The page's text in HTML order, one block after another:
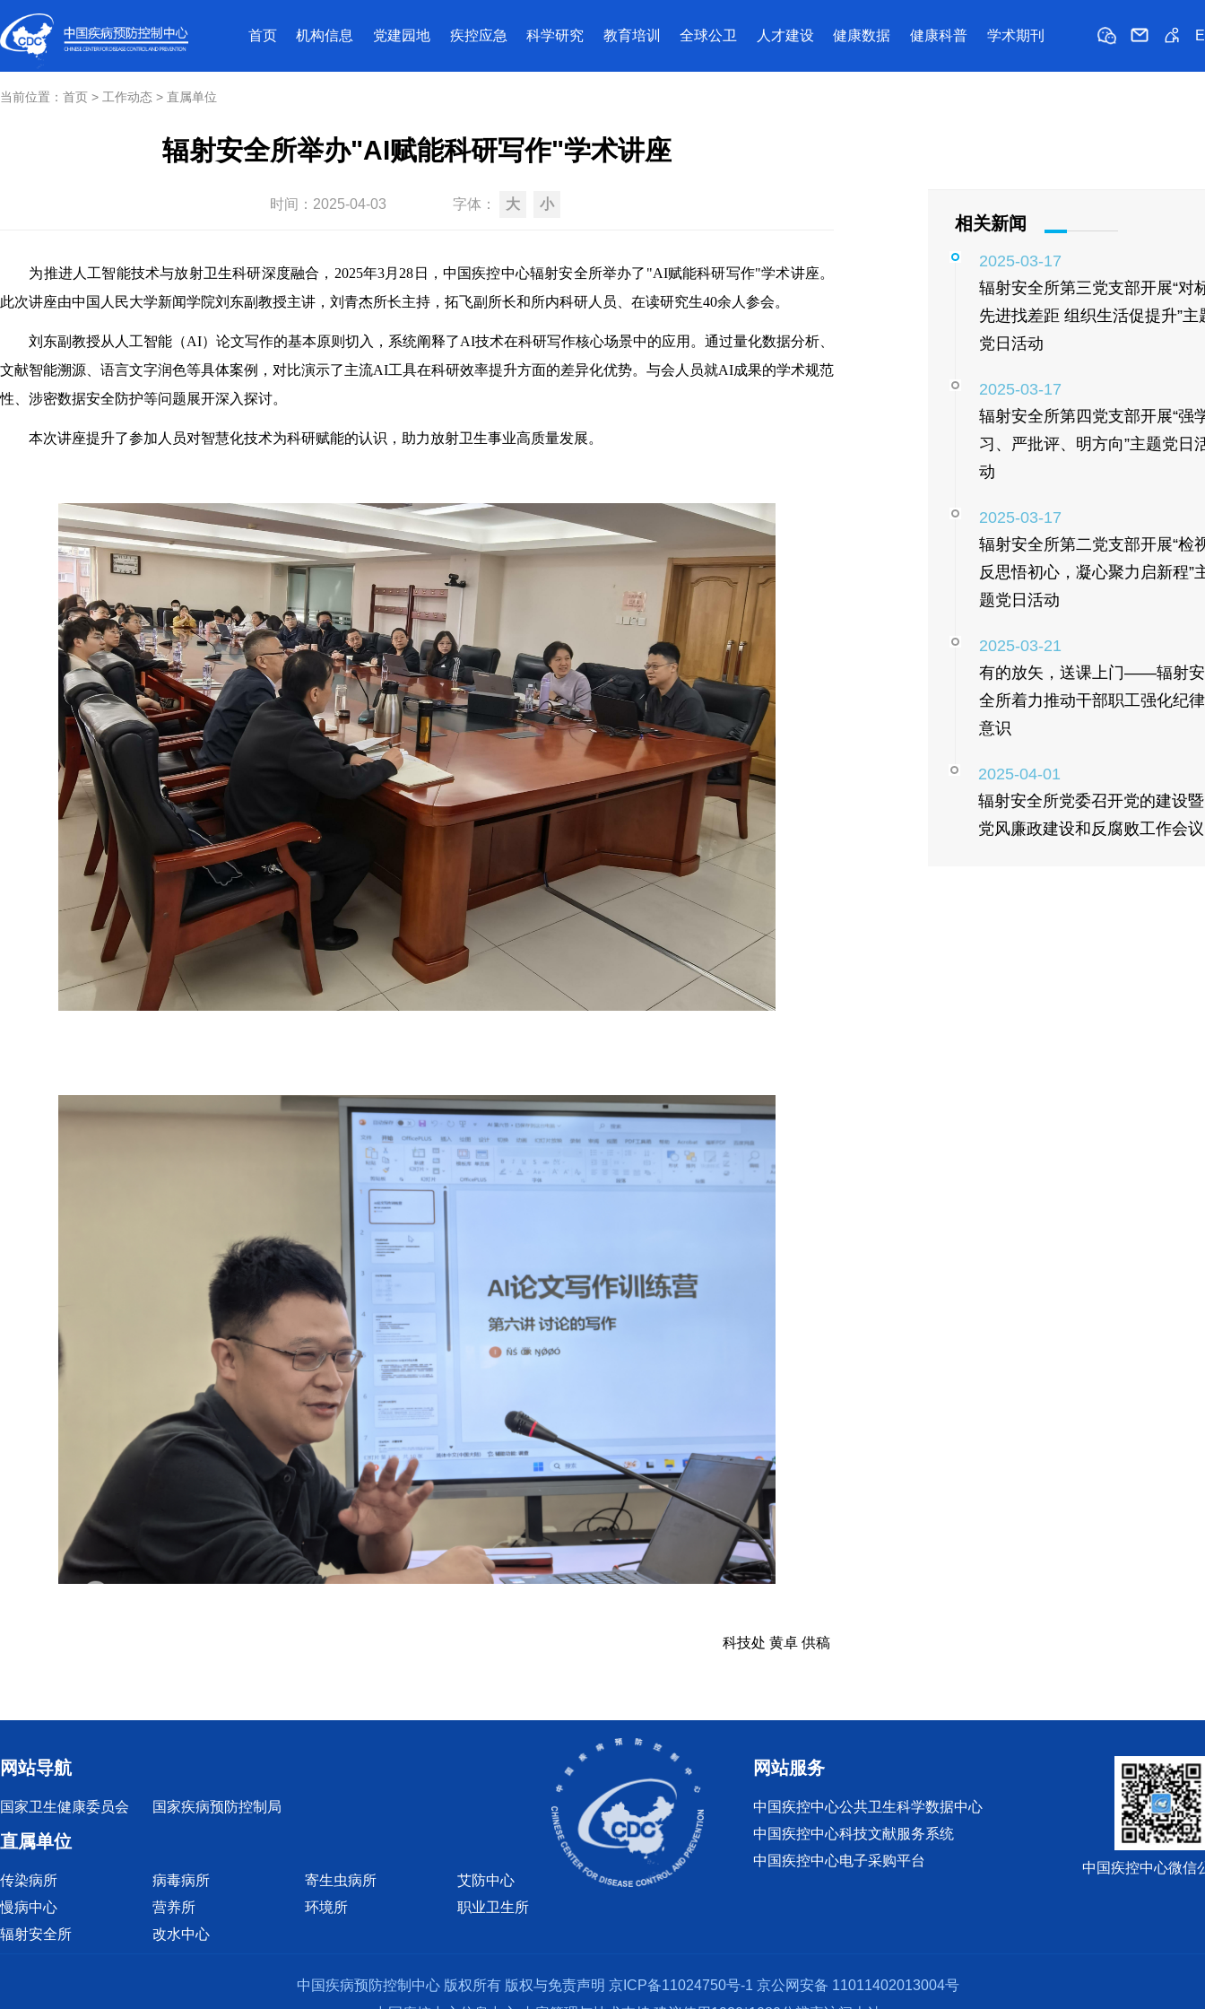
首页 机构信息 党建园地 疾控应急 科学研究 教育培训 全球公卫 人才建设 健康数据 健康科普 学术期刊
当前位置： 首页 > 工作动态 > 直属单位
辐射安全所举办"AI赋能科研写作"学术讲座
时间： 2025-04-03 字体： 大 小
为推进人工智能技术与放射卫生科研深度融合，2025年3月28日，中国疾控中心辐射安全所举办了"AI赋能科研写作"学术讲座。
此次讲座由中国人民大学新闻学院刘东副教授主讲，刘青杰所长主持，拓飞副所长和所内科研人员、在读研究生40余人参会。
刘东副教授从人工智能（AI）论文写作的基本原则切入，系统阐释了AI技术在科研写作核心场景中的应用。通过量化数据分析、
文献智能溯源、语言文字润色等具体案例，对比演示了主流AI工具在科研效率提升方面的差异化优势。与会人员就AI成果的学术规范
性、涉密数据安全防护等问题展开深入探讨。
本次讲座提升了参加人员对智慧化技术为科研赋能的认识，助力放射卫生事业高质量发展。
科技处 黄卓 供稿
相关新闻
2025-03-17
辐射安全所第三党支部开展“对
先进找差距 组织生活促提升”主
党日活动
2025-03-17
辐射安全所第四党支部开展“强
习、严批评、明方向”主题党日
动
2025-03-17
辐射安全所第二党支部开展“检
反思悟初心，凝心聚力启新程”
题党日活动
2025-03-21
有的放矢，送课上门——辐射安
全所着力推动干部职工强化纪律
意识
2025-04-01
辐射安全所党委召开党的建设暨
党风廉政建设和反腐败工作会议
网站导航
国家卫生健康委员会 国家疾病预防控制局
直属单位
传染病所 病毒病所 寄生虫病所
艾防中心
慢病中心
营养所 环境所
职业卫生所
辐射安全所
改水中心
网站服务
中国疾控中心公共卫生科学数据中心
中国疾控中心科技文献服务系统
中国疾控中心电子采购平台
中国疾控中心微信
中国疾病预防控制中心 版权所有 版权与免责声明 京ICP备11024750号-1 京公网安备 11011402013004号